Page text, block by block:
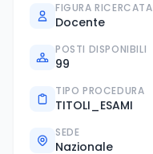
FIGURA RICERCATA
Docente
POSTI DISPONIBILI
99
TIPO PROCEDURA
TITOLI_ESAMI
SEDE
Nazionale